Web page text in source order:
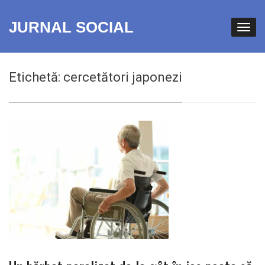
JURNAL SOCIAL
Etichetă: cercetători japonezi